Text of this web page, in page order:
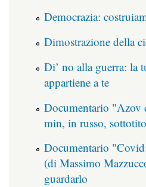
Democrazia:
Dimostrazione della
Di’ no alla guerra: la
appartiene a te
Documentario "Azov
min, in russo,
Documentario
(di Massimo
guardarlo